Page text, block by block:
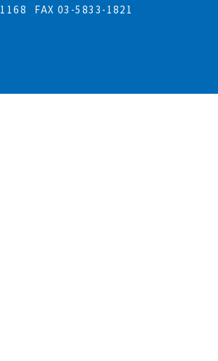
FAX 03-5833-1821